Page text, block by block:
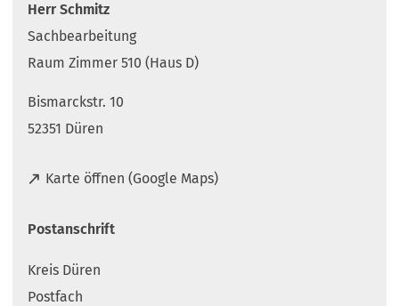
Herr Schmitz
Sachbearbeitung
Raum Zimmer 510 (Haus D)
Bismarckstr. 10
52351 Düren
Karte öffnen (Google Maps)
(
f
e
t
Postanschrift
Kreis Düren
Postfach